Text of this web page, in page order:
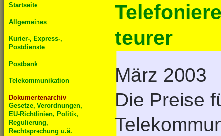
Startseite
Allgemeines
Kurier-, Express-,
Postdienste
Postbank
Telekommunikation
Dokumentenarchiv
Gesetze, Verordnungen,
EU-Richtlinien, Politik,
Regulierung,
Rechtsprechung u.ä.
teurer
März 2003
Die Preise